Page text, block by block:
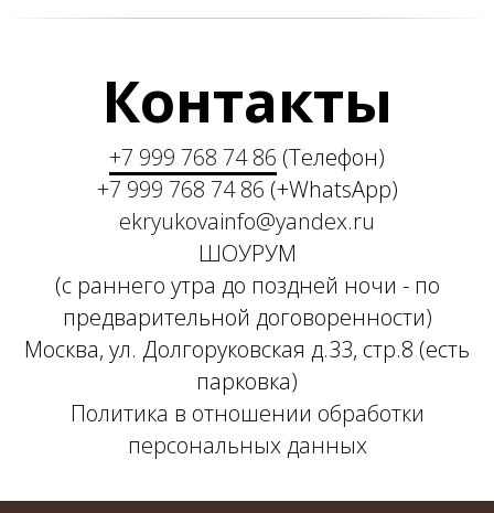
Контакты
+7 999 768 74 86 (Телефон)
+7 999 768 74 86 (+WhatsApp)
ekryukovainfo@yandex.ru
ШОУРУМ
(с раннего утра до поздней ночи - по
предварительной договоренности)
Москва, ул. Долгоруковская д.33, стр.8 (есть
парковка)
Политика в отношении обработки
персональных данных